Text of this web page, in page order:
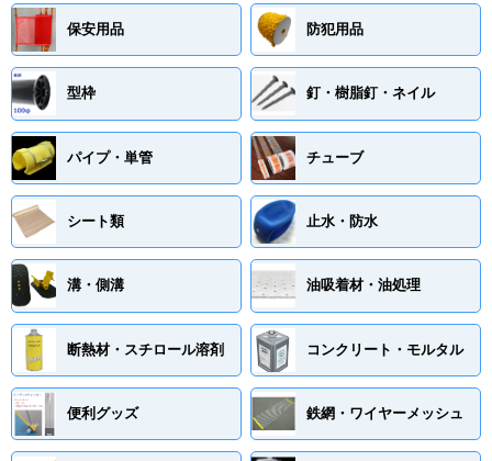
保安用品 防犯用品
型枠 釘・樹脂釘・ネイル
パイプ・単管 チューブ
シート類 止水・防水
溝・側溝 油吸着材・油処理
断熱材・スチロール溶剤 コンクリート・モルタル
便利グッズ 鉄網・ワイヤーメッシュ